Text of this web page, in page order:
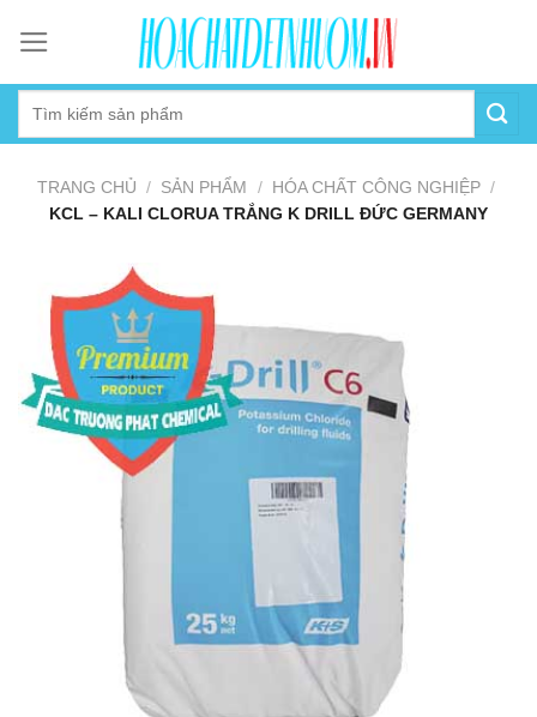
content
TRANG CHỦ / SẢN PHẨM / HÓA CHẤT CÔNG NGHIỆP /
KCL – KALI CLORUA TRẮNG K DRILL ĐỨC GERMANY